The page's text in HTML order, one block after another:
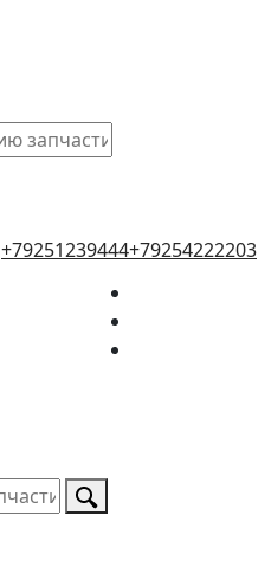
+79251239444+79254222203